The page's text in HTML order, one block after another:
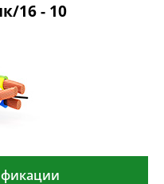
16 - 10